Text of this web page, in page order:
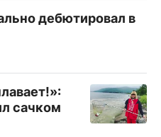
дебютировал в
сачком